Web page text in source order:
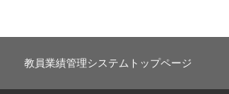
教員業績管理システムトップページ